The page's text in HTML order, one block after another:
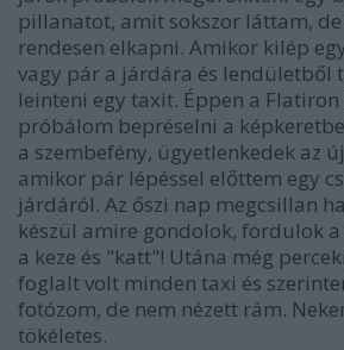
pillanatot, amit sokszor láttam,
rendesen elkapni. Amikor kilép
vagy pár a járdára és lendületből
leinteni egy taxit. Éppen a
próbálom bepréselni a
a szembefény, ügyetlenkedek az
amikor pár lépéssel előttem egy
járdáról. Az őszi nap megcsillan
készül amire gondolok, fordulok
a keze és "katt"! Utána még
foglalt volt minden taxi és
fotózom, de nem nézett rám.
tökéletes.